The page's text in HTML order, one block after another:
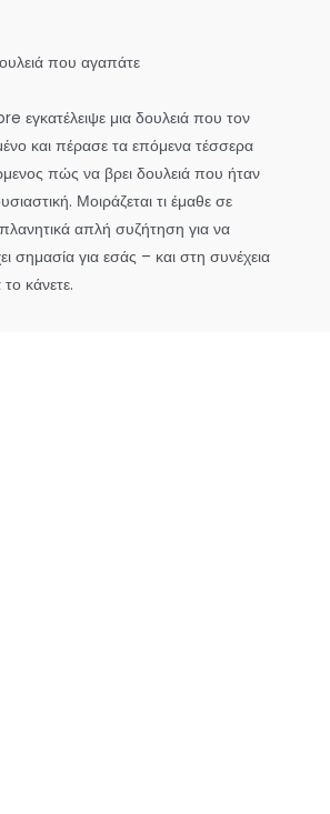
που αγαπάτε
εγκατέλειψε μια δουλειά που τον
και πέρασε τα επόμενα τέσσερα
πώς να βρει δουλειά που ήταν
Μοιράζεται τι έμαθε σε
απλή συζήτηση για να
σημασία για εσάς – και στη συνέχεια
κάνετε.